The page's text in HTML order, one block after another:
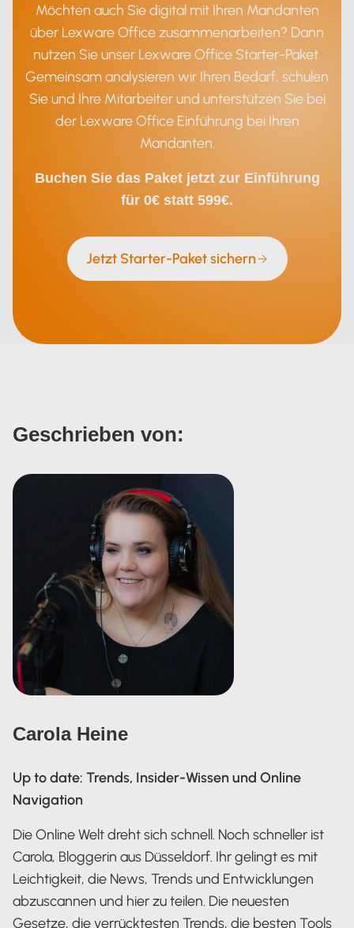
Möchten auch Sie digital mit Ihren Mandanten
über Lexware Office zusammenarbeiten? Dann
nutzen Sie unser Lexware Office Starter-Paket.
Gemeinsam analysieren wir Ihren Bedarf, schulen
Sie und Ihre Mitarbeiter und unterstützen Sie bei
der Lexware Office Einführung bei Ihren
Mandanten.
Buchen Sie das Paket jetzt zur Einführung
für 0€ statt 599€.
Jetzt Starter-Paket sichern
Geschrieben von:
Carola Heine
Up to date: Trends, Insider-Wissen und Online
Navigation
Die Online Welt dreht sich schnell. Noch schneller ist
Carola, Bloggerin aus Düsseldorf. Ihr gelingt es mit
Leichtigkeit, die News, Trends und Entwicklungen
abzuscannen und hier zu teilen. Die neuesten
Gesetze, die verrücktesten Trends, die besten Tools